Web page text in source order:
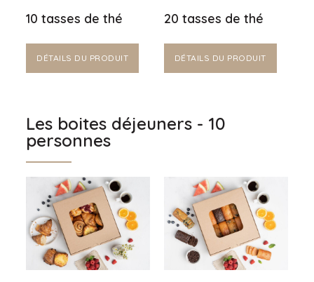
10 tasses de thé
DÉTAILS DU PRODUIT
20 tasses de thé
DÉTAILS DU PRODUIT
Les boites déjeuners - 10
personnes